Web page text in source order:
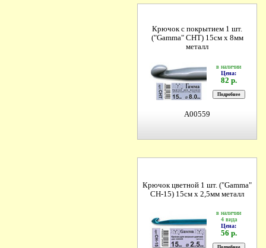
Крючок с покрытием 1 шт.
("Gamma" CHT) 15см х 8мм
металл
в наличии
Цена:
82 р.
A00559
Крючок цветной 1 шт. ("Gamma"
CH-15) 15см х 2,5мм металл
в наличии
4 вида
Цена:
56 р.